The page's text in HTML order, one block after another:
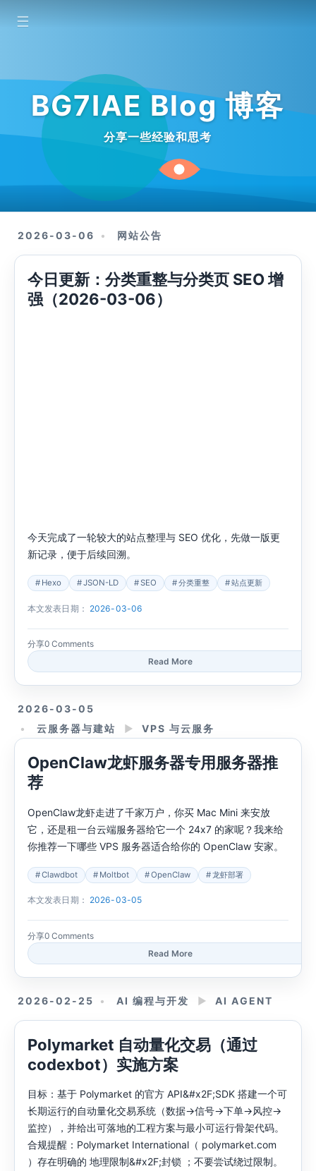
BG7IAE Blog 博客
分享一些经验和思考
☰
2026-03-06 网站公告
今日更新：分类重整与分类页 SEO 增
强（2026-03-06）
今天完成了一轮较大的站点整理与 SEO 优化，先做一版更
新记录，便于后续回溯。
Hexo JSON-LD SEO 分类重整 站点更新
本文发表日期： 2026-03-06
分享0 Comments
Read More
2026-03-05
云服务器与建站
► VPS 与云服务
OpenClaw龙虾服务器专用服务器推
荐
OpenClaw龙虾走进了千家万户，你买 Mac Mini 来安放
它，还是租一台云端服务器给它一个 24x7 的家呢？我来给
你推荐一下哪些 VPS 服务器适合给你的 OpenClaw 安家。
Clawdbot Moltbot OpenClaw 龙虾部署
本文发表日期： 2026-03-05
分享0 Comments
Read More
2026-02-25 AI 编程与开发 ► AI AGENT
Polymarket 自动量化交易（通过
codexbot）实施方案
目标：基于 Polymarket 的官方 API&#x2F;SDK 搭建一个可
长期运行的自动量化交易系统（数据→信号→下单→风控→
监控），并给出可落地的工程方案与最小可运行骨架代码。
合规提醒：Polymarket International（ polymarket.com
）存在明确的 地理限制&#x2F;封锁 ；不要尝试绕过限制。